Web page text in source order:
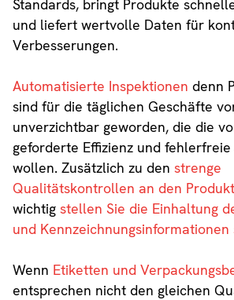
Standards, bringt Produkte
und liefert wertvolle Daten für
Verbesserungen.
Automatisierte Inspektionen denn
sind für die täglichen Geschäfte
unverzichtbar geworden, die die
geforderte Effizienz und
wollen. Zusätzlich zu den strenge
Qualitätskontrollen an den
wichtigstellen Sie die Einhaltung
und Kennzeichnungsinformationen
Wenn Etiketten und
entsprechen nicht den gleichen